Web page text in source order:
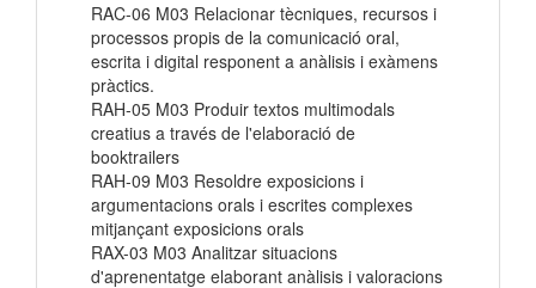
RAC-06 M03 Relacionar tècniques, recursos i
processos propis de la comunicació oral,
escrita i digital responent a anàlisis i exàmens
pràctics.
RAH-05 M03 Produir textos multimodals
creatius a través de l'elaboració de
booktrailers
RAH-09 M03 Resoldre exposicions i
argumentacions orals i escrites complexes
mitjançant exposicions orals
RAX-03 M03 Analitzar situacions
d'aprenentatge elaborant anàlisis i valoracions